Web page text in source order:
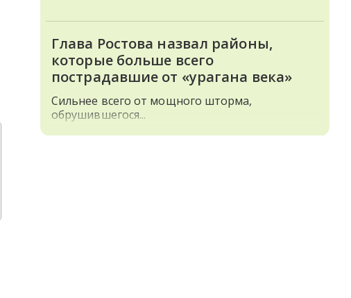
Глава Ростова назвал районы,
которые больше всего
пострадавшие от «урагана века»
Сильнее всего от мощного шторма,
обрушившегося...